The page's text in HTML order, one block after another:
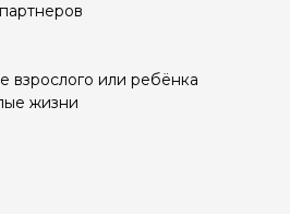
взрослого или ребёнка
жизни